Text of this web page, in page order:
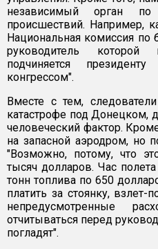
независимый орган по
происшествий. Например,
Национальная комиссия по
руководитель которой
подчиняется
конгрессом".
Вместе с тем,
катастрофе под Донецком,
человеческий фактор.
на запасной аэродром, но
"Возможно, потому, что
тысяч долларов. Час
тонн топлива по 650
платить за стоянку, взлет-
непредусмотренные
отчитываться перед
погладят".